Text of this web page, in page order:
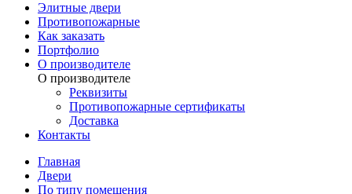
Элитные двери
Противопожарные
Как заказать
Портфолио
О производителе
О производителе
Реквизиты
Противопожарные сертификаты
Доставка
Контакты
Главная
Двери
По типу помещения